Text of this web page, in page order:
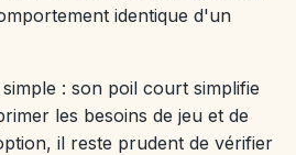
identique d'un
: son poil court simplifie
les besoins de jeu et de
il reste prudent de vérifier